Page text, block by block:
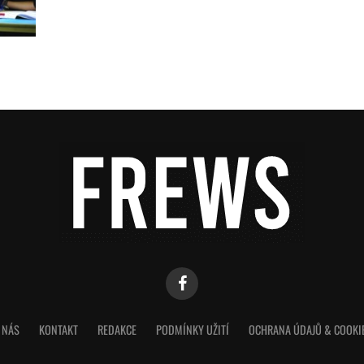
KONTAKT REDAKCE PODMÍNKY UŽITÍ OCHRANA ÚDAJŮ &